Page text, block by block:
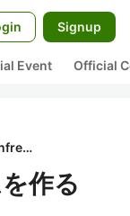
Signup
Event Official
株式会社Infreed
作る